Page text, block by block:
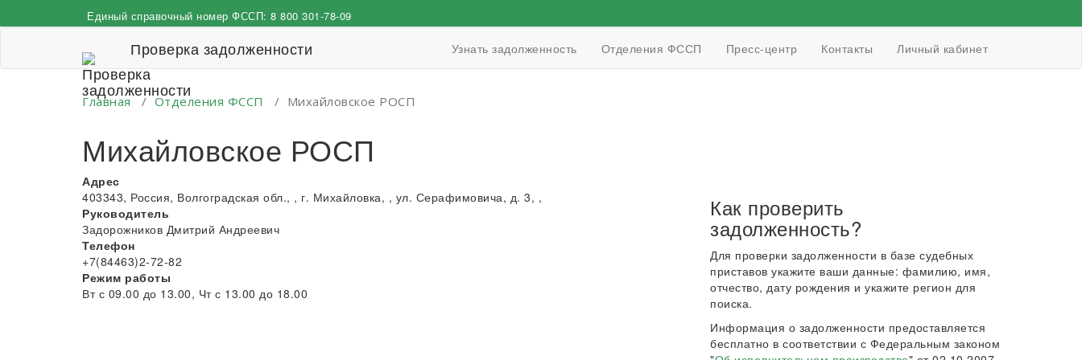
к
Единый справочный номер ФССП: 8 800 301-78-09
Проверка задолженности Узнать задолженность Отделения ФССП Пресс-центр Контакты Личный кабинет
Главная / Отделения ФССП / Михайловское РОСП
Михайловское РОСП
Адрес
403343, Россия, Волгоградская обл., , г. Михайловка, , ул. Серафимовича, д. 3, ,
Руководитель
Задорожников Дмитрий Андреевич
Телефон
+7(84463)2-72-82
Режим работы
Вт с 09.00 до 13.00, Чт с 13.00 до 18.00
Как проверить
задолженность?
Для проверки задолженности в базе судебных
приставов укажите ваши данные: фамилию, имя,
отчество, дату рождения и укажите регион для
поиска.
Информация о задолженности предоставляется
бесплатно в соответствии с Федеральным законом